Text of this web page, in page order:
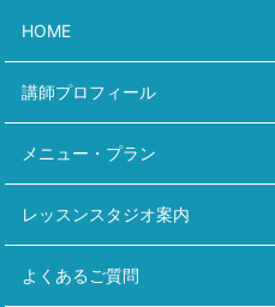
HOME
講師プロフィール
メニュー・プラン
レッスンスタジオ案内
よくあるご質問